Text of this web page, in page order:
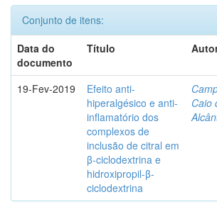
Conjunto de itens:
Data do
documento
Título
19-Fev-2019
Efeito anti-
hiperalgésico e anti-
inflamatório dos
complexos de
inclusão de citral em
β-ciclodextrina e
hidroxipropil-β-
ciclodextrina
Caio